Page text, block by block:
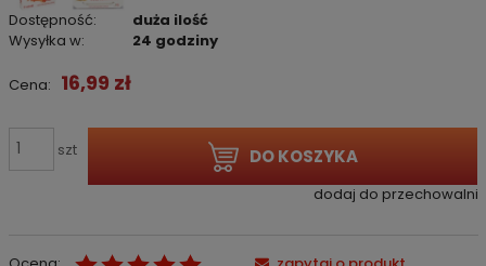
Dostępność:
duża ilość
Wysyłka w:
24 godziny
Cena: 16,99 zł
szt DO KOSZYKA
dodaj do przechowalni